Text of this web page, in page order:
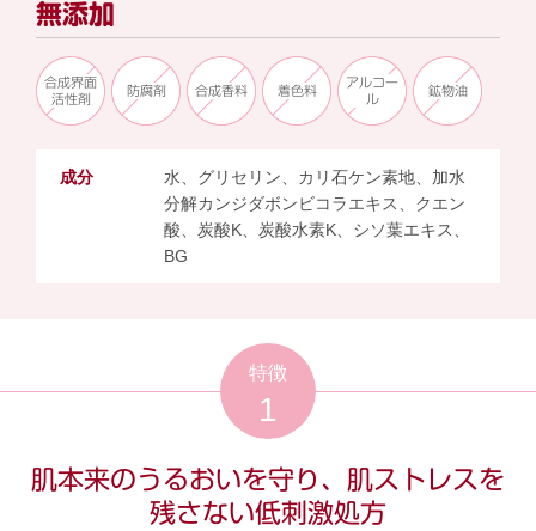
無添加
合成界面
活性剤
防腐剤 合成香料 着色料
アルコー
ル
鉱物油
成分
水、グリセリン、カリ石ケン素地、加水
分解カンジダボンビコラエキス、クエン
酸、炭酸K、炭酸水素K、シソ葉エキス、
BG
特徴
1
肌本来のうるおいを守り、肌ストレスを
残さない低刺激処方